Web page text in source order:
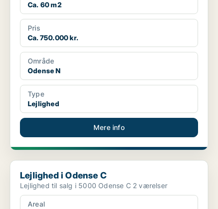
Ca. 60 m2
Pris
Ca. 750.000 kr.
Område
Odense N
Type
Lejlighed
Mere info
Lejlighed i Odense C
Lejlighed i Odense C
Lejlighed til salg i 5000 Odense C 2 værelser
Areal